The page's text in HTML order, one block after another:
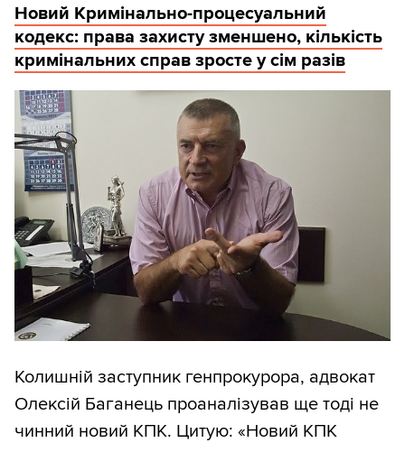
Новий Кримінально-процесуальний
кодекс: права захисту зменшено, кількість
кримінальних справ зросте у сім разів
Колишній заступник генпрокурора, адвокат
Олексій Баганець проаналізував ще тоді не
чинний новий КПК. Цитую: «Новий КПК